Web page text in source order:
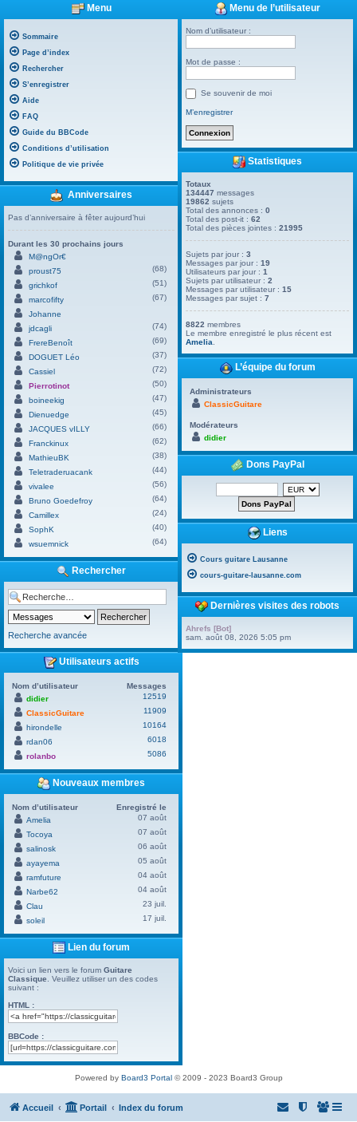
Menu
Sommaire
Page d’index
Rechercher
S’enregistrer
Aide
FAQ
Guide du BBCode
Conditions d’utilisation
Politique de vie privée
Anniversaires
Pas d’anniversaire à fêter aujourd’hui
Durant les 30 prochains jours
M@ngOr€
proust75
(68)
grichkof
(51)
marcofifty
(67)
Johanne
jdcagli
(74)
FrereBenoît
(69)
DOGUET Léo
(37)
Cassiel
(72)
Pierrotinot
(50)
boineekig
(47)
Dienuedge
(45)
JACQUES vILLY
(66)
Franckinux
(62)
MathieuBK
(38)
Teletraderuacank
(44)
vivalee
(56)
Bruno Goedefroy
(64)
Camillex
(24)
SophK
(40)
wsuemnick
(64)
Rechercher
Recherche avancée
Utilisateurs actifs
Nom d’utilisateur
Messages
didier
12519
ClassicGuitare
11909
hirondelle
10164
rdan06
6018
rolanbo
5086
Nouveaux membres
Nom d’utilisateur
Enregistré le
Amelia
07 août
Tocoya
07 août
salinosk
06 août
ayayema
05 août
ramfuture
04 août
Narbe62
04 août
Clau
23 juil.
soleil
17 juil.
Lien du forum
Voici un lien vers le forum Guitare
Classique . Veuillez utiliser un des codes
suivant :
HTML :
BBCode :
Menu de l’utilisateur
Nom d’utilisateur :
Mot de passe :
Se souvenir de moi
M’enregistrer
Statistiques
Totaux
134447 messages
19862 sujets
Total des annonces :0
Total des post-it :62
Total des pièces jointes :21995
Sujets par jour :3
Messages par jour :19
Utilisateurs par jour :1
Sujets par utilisateur :2
Messages par utilisateur :15
Messages par sujet :7
8822 membres
Le membre enregistré le plus récent est
Amelia
L’équipe du forum
Administrateurs
ClassicGuitare
Modérateurs
didier
Dons PayPal
Liens
Cours guitare Lausanne
cours-guitare-lausanne.com
Dernières visites des robots
Ahrefs [Bot]
sam. août 08, 2026 5:05 pm
Powered by Board3 Portal© 2009 - 2023 Board3 Group
Accueil Portail Index du forum